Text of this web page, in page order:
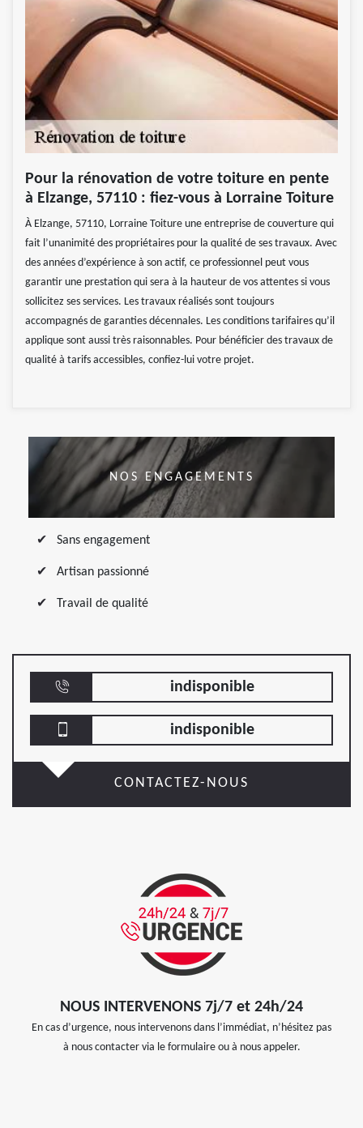
Pour la rénovation de votre toiture en pente
à Elzange, 57110 : fiez-vous à Lorraine Toiture
À Elzange, 57110, Lorraine Toiture une entreprise de couverture qui
fait l’unanimité des propriétaires pour la qualité de ses travaux. Avec
des années d’expérience à son actif, ce professionnel peut vous
garantir une prestation qui sera à la hauteur de vos attentes si vous
sollicitez ses services. Les travaux réalisés sont toujours
accompagnés de garanties décennales. Les conditions tarifaires qu’il
applique sont aussi très raisonnables. Pour bénéficier des travaux de
qualité à tarifs accessibles, confiez-lui votre projet.
NOS ENGAGEMENTS
Sans engagement
Artisan passionné
Travail de qualité
indisponible
indisponible
CONTACTEZ-NOUS
NOUS INTERVENONS 7j/7 et 24h/24
En cas d’urgence, nous intervenons dans l’immédiat, n’hésitez pas
à nous contacter via le formulaire ou à nous appeler.